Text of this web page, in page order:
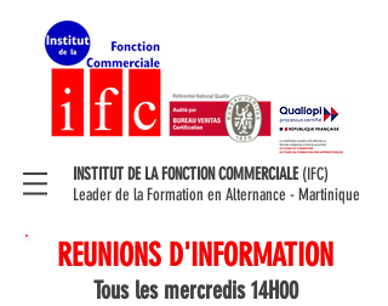
INSTITUT DE LA FONCTION COMMERCIALE (IFC)
Leader de la Formation en Alternance - Martinique
REUNIONS D'INFORMATION
Tous les mercredis 14H00